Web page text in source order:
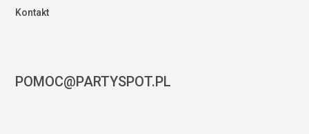
Kontakt
POMOC@PARTYSPOT.PL